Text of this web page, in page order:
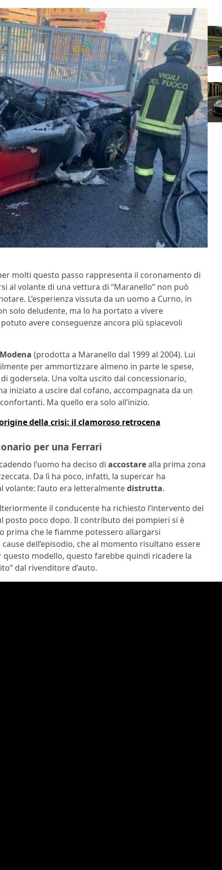
molti questo passo rappresenta il coronamento di
al volante di una vettura di “Maranello” non può
L’esperienza vissuta da un uomo a Curno, in
solo deludente, ma lo ha portato a vivere
avere conseguenze ancora più spiacevoli
(prodotta a Maranello dal 1999 al 2004). Lui
per ammortizzare almeno in parte le spese,
godersela. Una volta uscito dal concessionario,
iniziato a uscire dal cofano, accompagnata da un
Ma quello era solo all’inizio.
della crisi: il clamoroso retrocena
per una Ferrari
l’uomo ha deciso di accostarealla prima zona
Da lì ha poco, infatti, la supercar ha
volante: l’auto era letteralmentedistrutta.
il conducente ha richiesto l’intervento dei
posto poco dopo. Il contributo dei pompieri si è
prima che le fiamme potessero allargarsi
dell’episodio, che al momento risultano essere
modello, questo farebbe quindi ricadere la
dal rivenditore d’auto.